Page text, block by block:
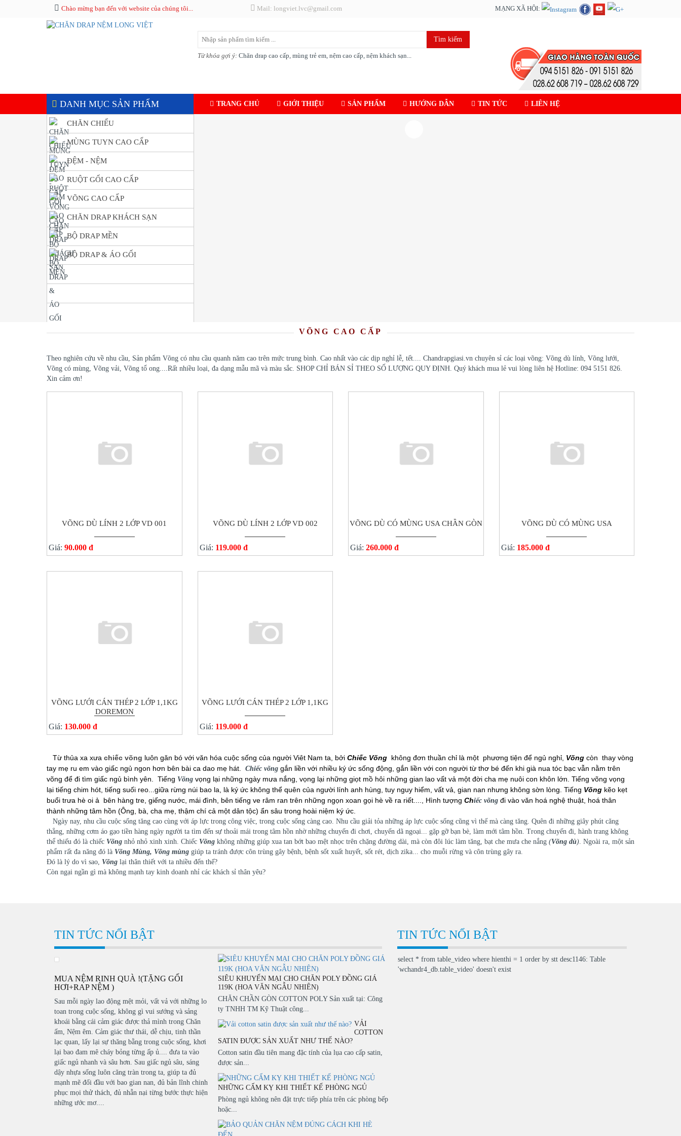
Chào mừng bạn đến với website của chúng tôi... Mail: longviet.lvc@gmail.com MẠNG XÃ HỘI:
Tìm kiếm
Từ khóa gợi ý: Chăn drap cao cấp, mùng trẻ em, nệm cao cấp, nệm khách sạn...
DANH MỤC SẢN PHẨM TRANG CHỦ GIỚI THIỆU SẢN PHẨM HƯỚNG DẪN TIN TỨC LIÊN HỆ
CHĂN CHIẾU
MÙNG TUYN CAO CẤP
ĐỆM - NỆM
RUỘT GỐI CAO CẤP
VÕNG CAO CẤP
CHĂN DRAP KHÁCH SẠN
BỘ DRAP MỀN
BỘ DRAP & ÁO GỐI
VÕNG CAO CẤP
Theo nghiên cứu về nhu cầu, Sản phẩm Võng có nhu cầu quanh năm cao trên mức trung bình. Cao nhất vào các dịp nghỉ lễ, tết.... Chandrapgiasi.vn chuyên sỉ các loại võng: Võng dù lính, Võng lưới,
Võng có mùng, Võng vải, Võng tổ ong....Rất nhiều loại, đa dạng mẫu mã và màu sắc. SHOP CHỈ BÁN SỈ THEO SỐ LƯỢNG QUY ĐỊNH. Quý khách mua lẻ vui lòng liên hệ Hotline: 094 5151 826.
Xin cảm ơn!
VÕNG DÙ LÍNH 2 LỚP VD 001
Giá: 90.000 đ
VÕNG DÙ LÍNH 2 LỚP VD 002
Giá: 119.000 đ
VÕNG DÙ CÓ MÙNG USA CHẦN GÒN
Giá: 260.000 đ
VÕNG DÙ CÓ MÙNG USA
Giá: 185.000 đ
VÕNG LƯỚI CÁN THÉP 2 LỚP 1,1KG
DOREMON
Giá: 130.000 đ
VÕNG LƯỚI CÁN THÉP 2 LỚP 1,1KG
Giá: 119.000 đ
Từ thủa xa xưa chiếc võng luôn găn bó với văn hóa cuộc sống của người Viêt Nam ta, bởi Chiếc Võng không đơn thuần chỉ là một phương tiện để ngủ nghỉ, Võng còn thay vòng
tay mẹ ru em vào giấc ngủ ngon hơn bên bài ca dao mẹ hát. Chiếc võng gắn liền với nhiều ký ức sống động, gắn liền với con người từ thơ bé đến khi già nua tóc bạc vẫn nằm trên
võng để đi tìm giấc ngủ bình yên. Tiếng Võng vọng lại những ngày mưa nắng , vọng lại những giọt mồ hôi những gian lao vất vả một đời cha mẹ nuôi con khôn lớn. Tiếng võng vọng
lại tiếng chim hót, tiếng suối reo...giữa rừng núi bao la, là ký ức không thể quên của người lính anh hùng, tuy nguy hiểm, vất vả, gian nan nhưng không sờn lòng. Tiếng Võng kẽo kẹt
buổi trưa hè oi ả bên hàng tre, giếng nước, mái đình, bên tiếng ve râm ran trên những ngọn xoan gọi hè về ra riết...., Hình tượng Chiếc võng đi vào văn hoá nghệ thuật, hoá thân
thành những tâm hồn (Ông, bà, cha mẹ, thậm chí cả một dân tộc) ẩn sâu trong hoài niệm ký ức.
Ngày nay, nhu cầu cuộc sống tăng cao cùng với áp lực trong công việc, trong cuộc sống càng cao. Nhu cầu giải tỏa những áp lực cuộc sống cũng vì thế mà càng tăng. Quên đi những giây phút căng
thẳng, những cơm áo gạo tiền hàng ngày người ta tìm đến sự thoải mái trong tâm hồn nhờ những chuyến đi chơi, chuyến dã ngoại... gặp gỡ bạn bè, làm mới tâm hồn. Trong chuyến đi, hành trang không
thể thiếu đó là chiếc Võng nhỏ nhỏ xinh xinh. Chiếc Võng không những giúp xua tan bớt bao mệt nhọc trên chặng đường dài, mà còn đôi lúc làm tăng, bạt che mưa che nắng (Võng dù). Ngoài ra, một sản
phẩm rất đa năng đó là Võng Mùng, Võng mùng giúp ta tránh được côn trùng gây bệnh, bệnh sốt xuất huyết, sốt rét, dịch zika... cho muỗi rừng và côn trùng gây ra.
Đó là lý do vì sao, Võng lại thân thiết với ta nhiều đến thế?
Còn ngại ngần gì mà không mạnh tay kinh doanh nhỉ các khách sỉ thân yêu?
TIN TỨC NỔI BẬT
MUA NỆM RINH QUÀ !(TẶNG GỐI
HƠI+RAP NỆM )
Sau mỗi ngày lao động mệt mỏi, vất vả với những lo
toan trong cuộc sống, không gì vui sướng và sảng
khoái bằng cái cảm giác được thả mình trong Chăn
ấm, Nệm êm. Cảm giác thư thái, dễ chịu, tinh thần
lạc quan, lấy lại sự thăng bằng trong cuộc sống, khơi
lại bao đam mê cháy bỏng từng ấp ủ.... đưa ta vào
giấc ngủ nhanh và sâu hơn. Sau giấc ngủ sâu, sáng
dậy nhựa sống luôn căng tràn trong ta, giúp ta đủ
mạnh mẽ đối đầu với bao gian nan, đủ bản lĩnh chinh
phục mọi thử thách, đủ nhẫn nại từng bước thực hiện
những ước mơ....
SIÊU KHUYẾN MẠI CHO CHĂN POLY ĐỒNG GIÁ
119K (HOA VĂN NGẪU NHIÊN)
CHĂN CHẦN GÒN COTTON POLY Sản xuất tại: Công
ty TNHH TM Kỹ Thuật công...
VẢI
COTTON
SATIN ĐƯỢC SẢN XUẤT NHƯ THẾ NÀO?
Cotton satin đầu tiên mang đặc tính của lụa cao cấp satin,
được sản...
NHỮNG CẤM KỴ KHI THIẾT KẾ PHÒNG NGỦ
Phòng ngủ không nên đặt trực tiếp phía trên các phòng bếp
hoặc...
TIN TỨC NỔI BẬT
select * from table_video where hienthi = 1 order by stt desc1146: Table
'wchandr4_db.table_video' doesn't exist